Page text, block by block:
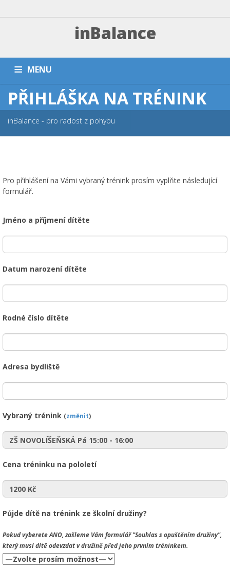
inBalance
MENU
DOMŮ TRÉNINKY A PLATBA ZÁVODNÍ SEKCE
PŘÍMĚŠŤÁKY A KEMPY NÁRAMKY
PŘIHLÁŠKA NA TRÉNINK
inBalance - pro radost z pohybu
Pro přihlášení na Vámi vybraný trénink prosím vyplňte následující
formulář.
Jméno a příjmení dítěte
Datum narození dítěte
Rodné číslo dítěte
Adresa bydliště
Vybraný trénink (změnit)
Cena tréninku na pololetí
Půjde dítě na trénink ze školní družiny?
Pokud vybereteANO , zašleme Vám formulář "Souhlas s opuštěním družiny",
který musí dítě odevzdat v družině před jeho prvním tréninkem.